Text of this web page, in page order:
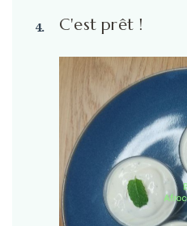
C'est prêt !